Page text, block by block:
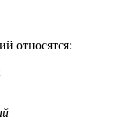
относятся: